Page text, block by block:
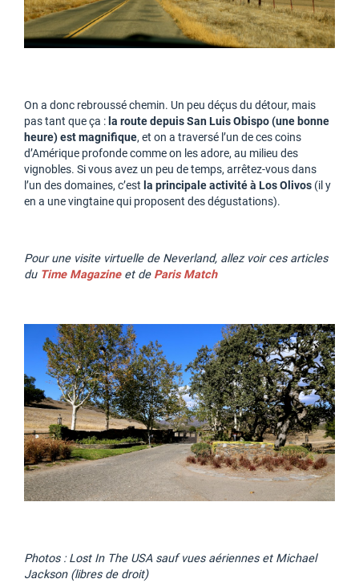
On a donc rebroussé chemin. Un peu déçus du détour, mais
pas tant que ça : la route depuis San Luis Obispo (une bonne
heure) est magnifique, et on a traversé l’un de ces coins
d’Amérique profonde comme on les adore, au milieu des
vignobles. Si vous avez un peu de temps, arrêtez-vous dans
l’un des domaines, c’est la principale activité à Los Olivos (il y
en a une vingtaine qui proposent des dégustations).
Pour une visite virtuelle de Neverland, allez voir ces articles
du Time Magazineet de Paris Match
Photos : Lost In The USA sauf vues aériennes et Michael
Jackson (libres de droit)